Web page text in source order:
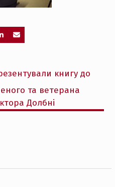
книгу до
та ветерана
Долбні